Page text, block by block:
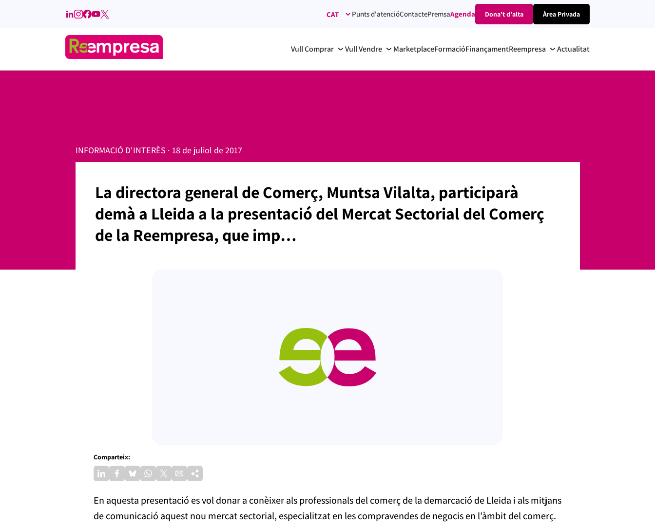
Punts d'atencióContactePremsaAgenda Dona't d'alta Àrea Privada
Vull Comprar Vull Vendre MarketplaceFormacióFinançamentReempresa Actualitat
INFORMACIÓ D'INTERÈS · 18 de juliol de 2017
La directora general de Comerç, Muntsa Vilalta, participarà
demà a Lleida a la presentació del Mercat Sectorial del Comerç
de la Reempresa, que imp…
Comparteix:
En aquesta presentació es vol donar a conèixer als professionals del comerç de la demarcació de Lleida i als mitjans
de comunicació aquest nou mercat sectorial, especialitzat en les compravendes de negocis en l’àmbit del comerç.